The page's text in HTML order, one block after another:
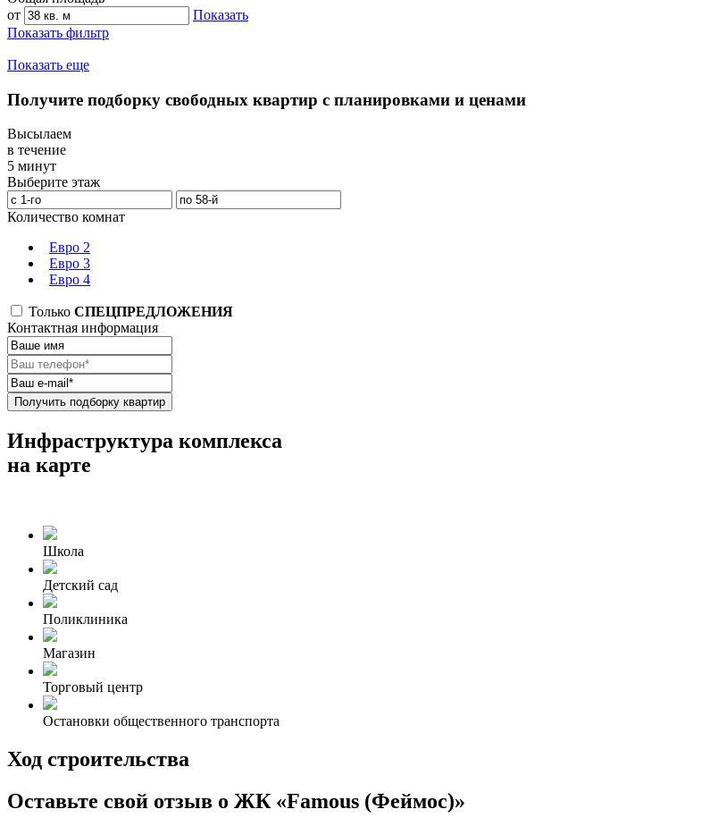
от
Показать
Показать фильтр
Показать еще
Получите подборку свободных квартир с планировками и ценами
Высылаем
в течение
5 минут
Выберите этаж
Количество комнат
Евро 2
Евро 3
Евро 4
Только СПЕЦПРЕДЛОЖЕНИЯ
Контактная информация
Получить подборку квартир
Инфраструктура комплекса
на карте
Школа
Детский сад
Поликлиника
Магазин
Торговый центр
Остановки общественного транспорта
Ход строительства
Оставьте свой отзыв о ЖК «Famous (Феймос)»